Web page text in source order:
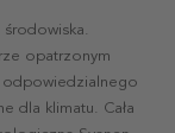
opatrzonym
odpowiedzialnego
dla klimatu. Cała